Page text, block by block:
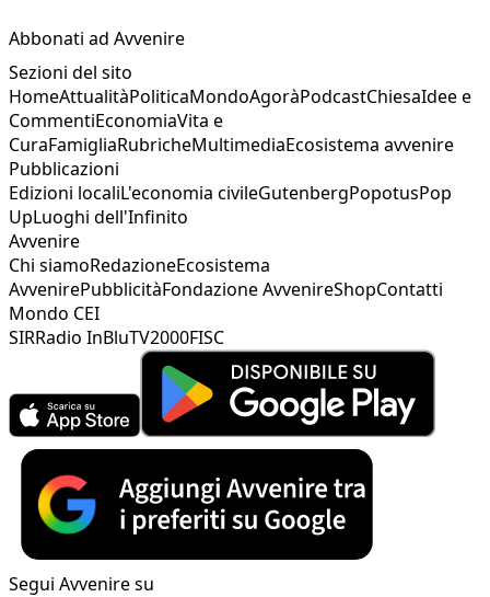
Abbonati ad Avvenire
Sezioni del sito
HomeAttualitàPoliticaMondoAgoràPodcastChiesaIdee e
CommentiEconomiaVita e
CuraFamigliaRubricheMultimediaEcosistema avvenire
Pubblicazioni
Edizioni localiL'economia civileGutenbergPopotusPop
UpLuoghi dell'Infinito
Avvenire
Chi siamoRedazioneEcosistema
AvvenirePubblicitàFondazione AvvenireShopContatti
Mondo CEI
SIRRadio InBluTV2000FISC
Segui Avvenire su